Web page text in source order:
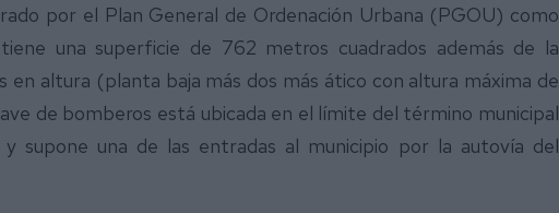
por el Plan General de Ordenación Urbana (PGOU) como
una superficie de 762 metros cuadrados además de la
en altura (planta baja más dos más ático con altura máxima de
de bomberos está ubicada en el límite del término municipal
supone una de las entradas al municipio por la autovía del